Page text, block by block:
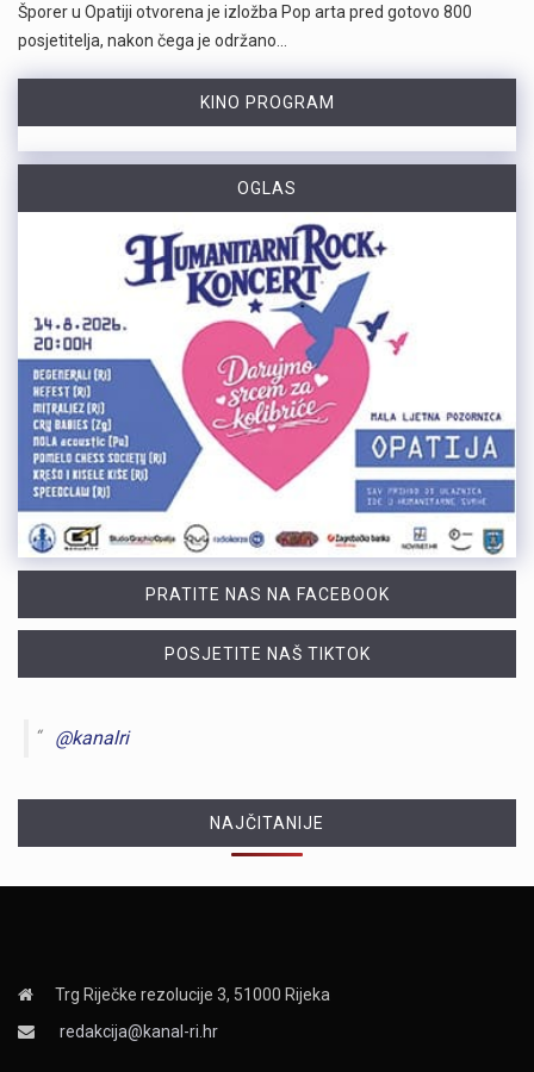
Šporer u Opatiji otvorena je izložba Pop arta pred gotovo 800
posjetitelja, nakon čega je održano…
KINO PROGRAM
OGLAS
PRATITE NAS NA FACEBOOK
POSJETITE NAŠ TIKTOK
@kanalri
NAJČITANIJE
Trg Riječke rezolucije 3, 51000 Rijeka
redakcija@kanal-ri.hr